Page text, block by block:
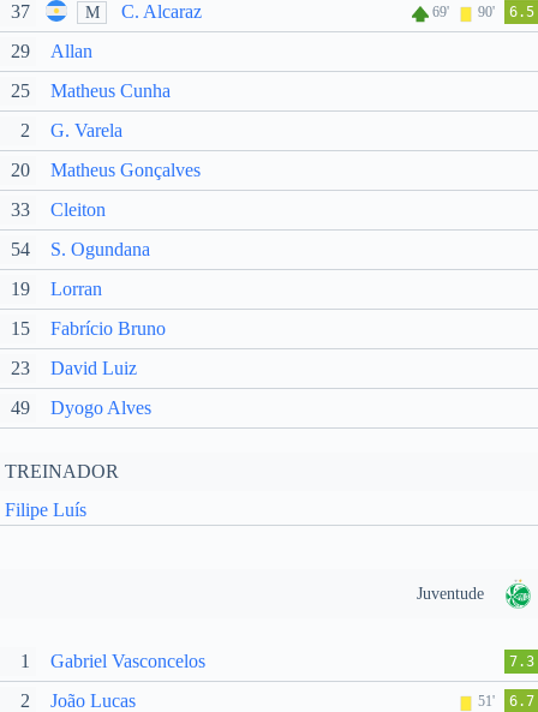
37 M C. Alcaraz 69' 90' 6.5
29
Allan
25
Matheus Cunha
2
G. Varela
20
Matheus Gonçalves
33
Cleiton
54
S. Ogundana
19
Lorran
15
Fabrício Bruno
23
David Luiz
49
Dyogo Alves
TREINADOR
Filipe Luís
Juventude
1 Gabriel Vasconcelos 7.3
2 João Lucas 51' 6.7